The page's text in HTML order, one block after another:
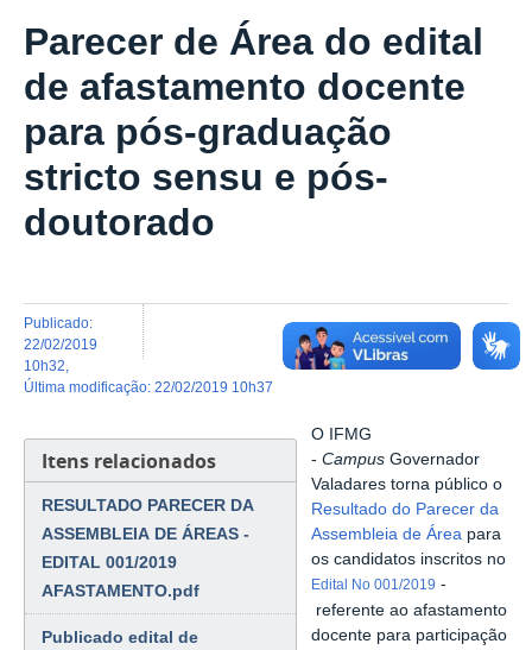
Parecer de Área do edital
de afastamento docente
para pós-graduação
stricto sensu e pós-
doutorado
publicado:
22/02/2019
10h32
última modificação: 22/02/2019 10h37
Itens relacionados
RESULTADO PARECER DA
ASSEMBLEIA DE ÁREAS -
EDITAL 001/2019
AFASTAMENTO.pdf
Publicado edital de
O IFMG
-Campus Governador
Valadares torna público o
Resultado do Parecer da
Assembleia de Área para
os candidatos inscritos no
Edital No 001/2019 -
referente ao afastamento
docente para participação